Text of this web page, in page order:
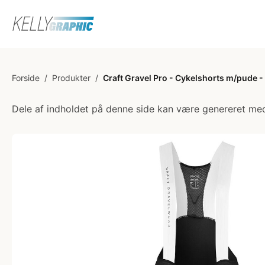
Forside / Produkter / Craft Gravel Pro - Cykelshorts m/pude -
Dele af indholdet på denne side kan være genereret